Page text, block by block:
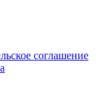
соглашение